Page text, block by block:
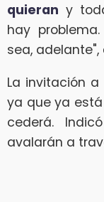
quieran y
hay
sea, adelante",
La invitación
ya que ya
cederá.
avalarán a